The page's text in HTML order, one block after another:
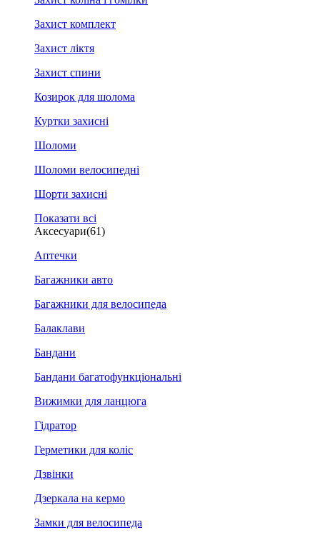
Захист комплект
Захист ліктя
Захист спини
Козирок для шолома
Куртки захисні
Шоломи
Шоломи велосипедні
Шорти захисні
Показати всі
Аксесуари(61)
Аптечки
Багажники авто
Багажники для велосипеда
Балаклави
Бандани
Бандани багатофункціональні
Вижимки для ланцюга
Гідратор
Герметики для коліс
Дзвінки
Дзеркала на кермо
Замки для велосипеда